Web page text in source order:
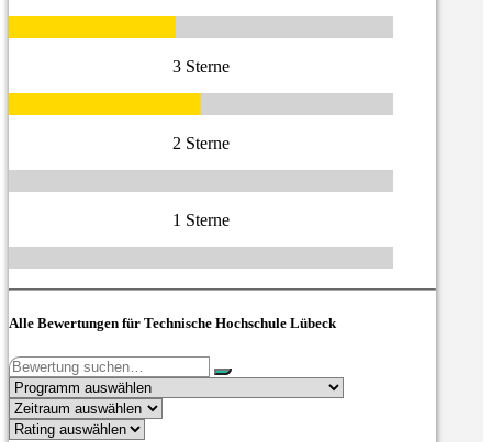
3 Sterne
2 Sterne
1 Sterne
Alle Bewertungen für Technische Hochschule Lübeck